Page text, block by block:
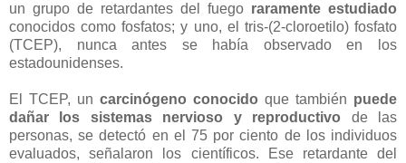
un grupo de retardantes del fuego raramente estudiado
conocidos como fosfatos; y uno, el tris-(2-cloroetilo) fosfato
(TCEP), nunca antes se había observado en los
estadounidenses.
El TCEP, un carcinógeno conocido que también puede
dañar los sistemas nervioso y reproductivo de las
personas, se detectó en el 75 por ciento de los individuos
evaluados, señalaron los científicos. Ese retardante del